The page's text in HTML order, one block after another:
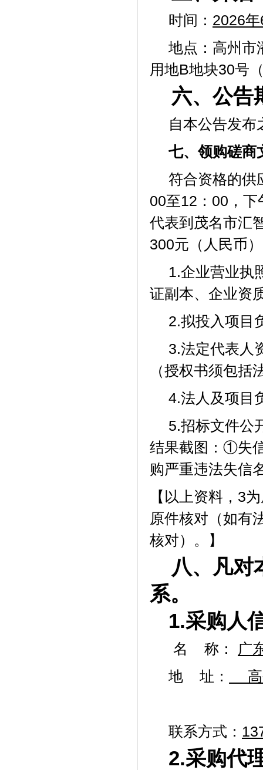
时间： 2026年
地点：高州市
用地B地块30号
六、公告
自本公告发布
七、领购磋商
符合资格的供
00至12：00，
代表到茂名市汇
300元（人民币
1.企业营业执
证副本、企业资
2.拟投入项目
3.法定代表人
（授权书须包括
4.法人及项目
5.招标文件公
结果截图：①失
购严重违法失信
【以上资料， 3
原件核对 （如
核对）。】
八、凡对
系。
1.采购人
名 称：
广
地
址：
联系方式：
2.采购代